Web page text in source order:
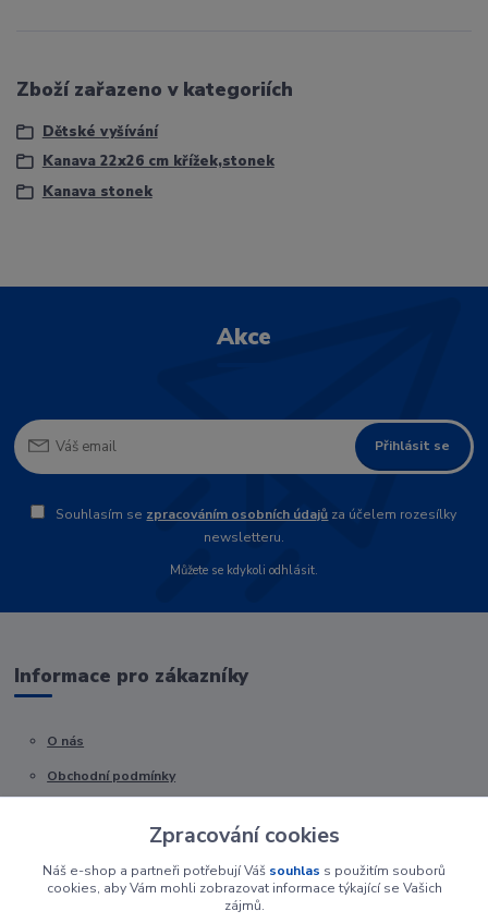
Zboží zařazeno v kategoriích
Dětské vyšívání
Kanava 22x26 cm křížek,stonek
Kanava stonek
Akce
Přihlásit se
Souhlasím se zpracováním osobních údajů za účelem rozesílky
newsletteru.
Můžete se kdykoli odhlásit.
Informace pro zákazníky
O nás
Obchodní podmínky
Zpracování cookies
Náš e-shop a partneři potřebují Váš souhlas s použitím souborů
cookies, aby Vám mohli zobrazovat informace týkající se Vašich
zájmů.